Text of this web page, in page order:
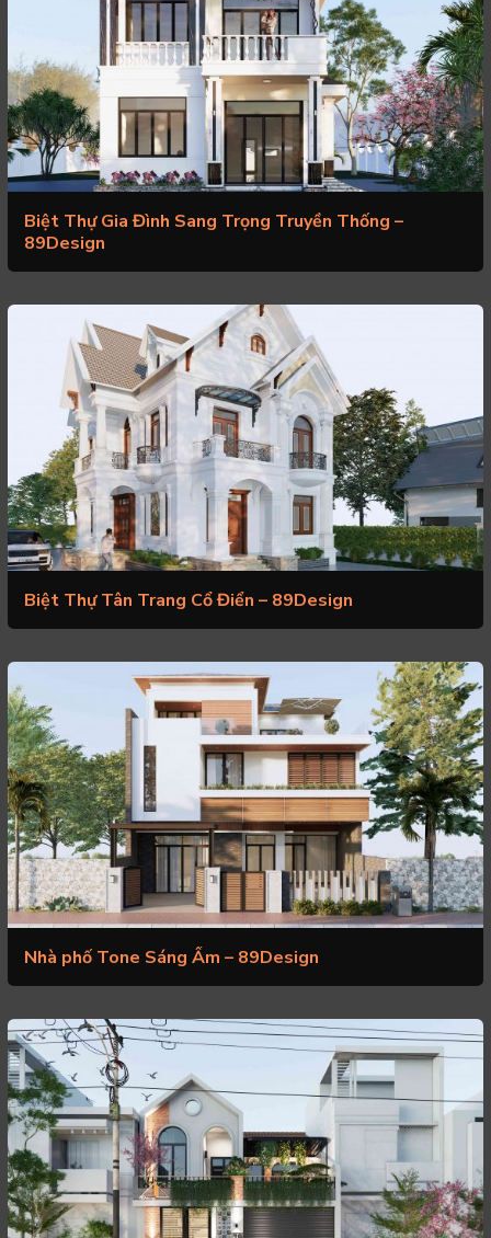
Biệt Thự Gia Đình Sang Trọng Truyền Thống –
89Design
Biệt Thự Tân Trang Cổ Điển – 89Design
Nhà phố Tone Sáng Ấm – 89Design